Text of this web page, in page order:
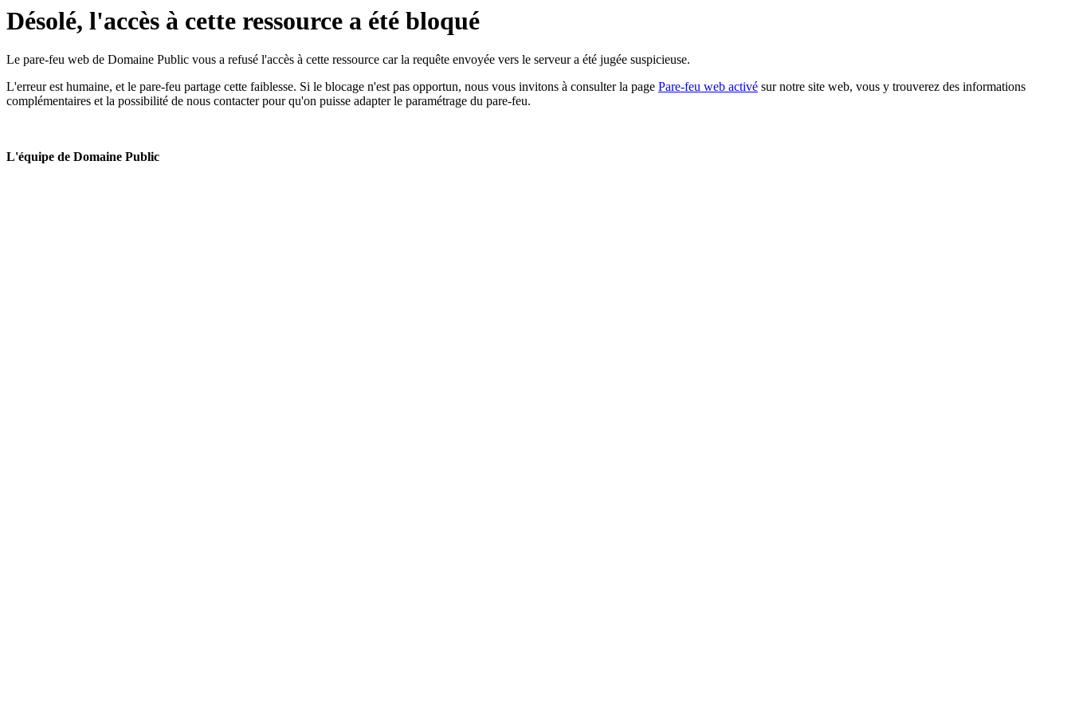
Désolé, l'accès à cette ressource a été bloqué
Le pare-feu web de Domaine Public vous a refusé l'accès à cette ressource car la requête envoyée vers le serveur a été jugée suspicieuse.
L'erreur est humaine, et le pare-feu partage cette faiblesse. Si le blocage n'est pas opportun, nous vous invitons à consulter la page Pare-feu web activé sur notre site web, vous y trouverez des informations
complémentaires et la possibilité de nous contacter pour qu'on puisse adapter le paramétrage du pare-feu.
L'équipe de Domaine Public